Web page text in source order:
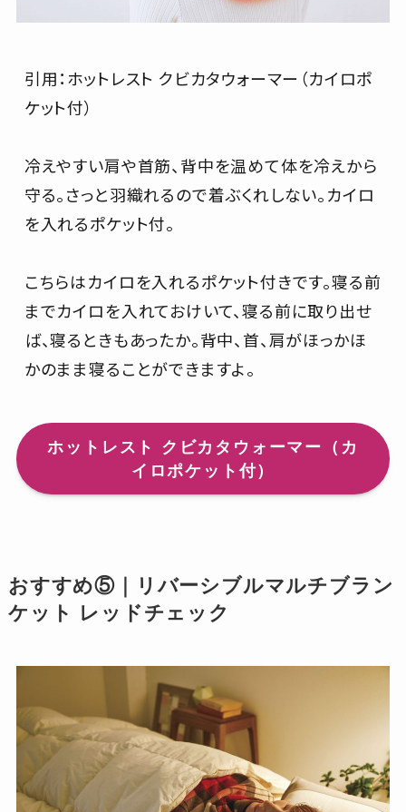
引用：ホットレスト クビカタウォーマー（カイロポ
ケット付）
冷えやすい肩や首筋、背中を温めて体を冷えから
守る。さっと羽織れるので着ぶくれしない。カイロ
を入れるポケット付。
こちらはカイロを入れるポケット付きです。寝る前
までカイロを入れておけいて、寝る前に取り出せ
ば、寝るときもあったか。背中、首、肩がほっかほ
かのまま寝ることができますよ。
ホットレスト クビカタウォーマー（カ
イロポケット付）
おすすめ⑤｜リバーシブルマルチブラン
ケット レッドチェック